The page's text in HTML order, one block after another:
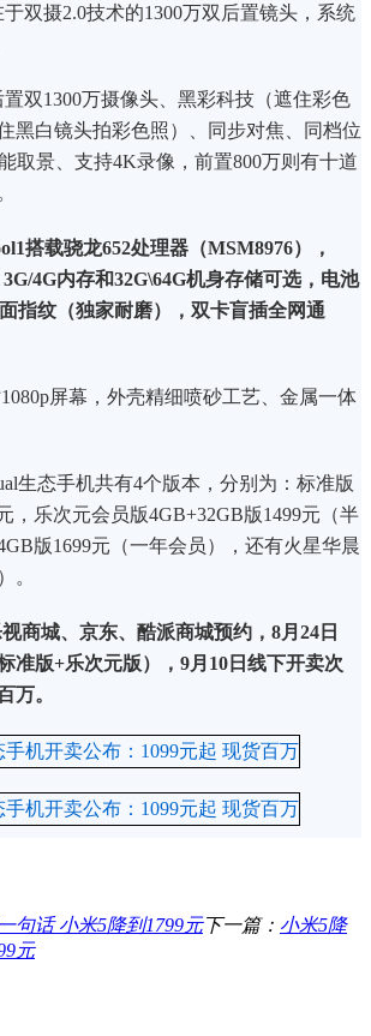
双摄2.0技术的1300万双后置镜头，系统
双1300万摄像头、黑彩科技（遮住彩色
黑白镜头拍彩色照）、同步对焦、同档位
取景、支持4K录像，前置800万则有十道
搭载骁龙652处理器（MSM8976），
4G内存和32G\64G机身存储可选，电池
指纹（独家耐磨），双卡盲插全网通
屏幕，外壳精细喷砂工艺、金属一体
生态手机共有4个版本，分别为：标准版
，乐次元会员版4GB+32GB版1499元（半
版1699元（一年会员），还有火星华晨
。
商城、京东、酷派商城预约，8月24日
准版+乐次元版），9月10日线下开卖次
万。
句话 小米5降到1799元下一篇： 小米5降
元